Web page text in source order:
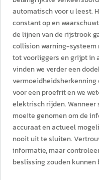
automatisch voor u leest.
constant op en
de lijnen van de rijstrook
collision warning-
tot voorliggers en grijpt in
vinden we verder een
vermoeidheidsherkenning
voor een proefrit en we
elektrisch rijden. Wanneer
moeite genomen om de
accuraat en actueel
nooit uit te sluiten.
informatie, maar
beslissing zouden kunnen